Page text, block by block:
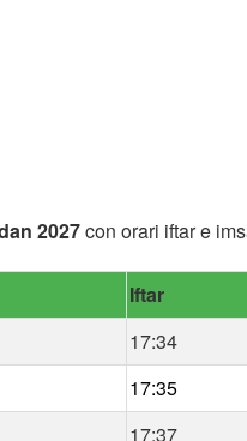
2027con orari iftar e
Iftar
17:34
17:35
17:37